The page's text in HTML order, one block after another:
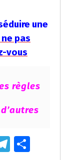
une
pas
vous
règles
T